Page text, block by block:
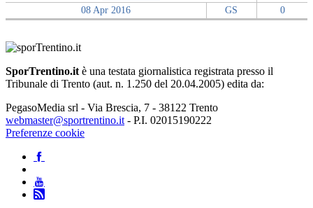
08 Apr 2016
GS
0
SporTrentino.it è una testata giornalistica registrata presso il
Tribunale di Trento (aut. n. 1.250 del 20.04.2005) edita da:
PegasoMedia srl - Via Brescia, 7 - 38122 Trento
webmaster@sportrentino.it - P.I. 02015190222
Preferenze cookie